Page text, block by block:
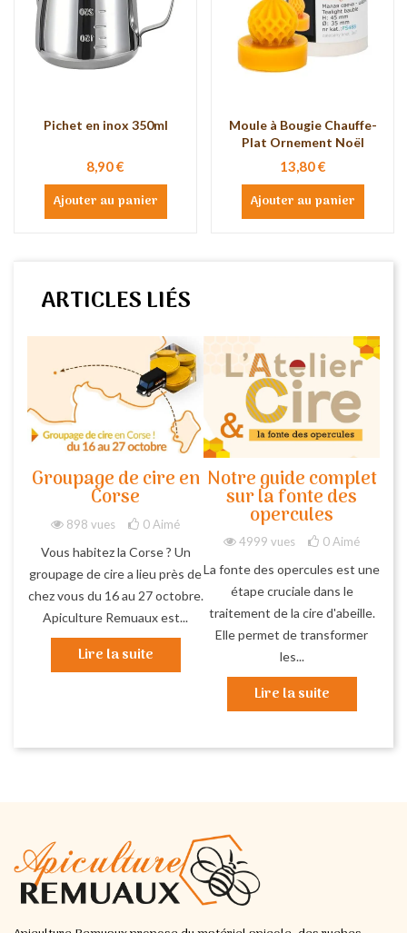
Pichet en inox 350ml
8,90 €
Ajouter au panier
Moule à Bougie Chauffe-
Plat Ornement Noël
13,80 €
Ajouter au panier
ARTICLES LIÉS
Groupage de cire en
Corse
898 vues 0Aimé
Vous habitez la Corse ? Un
groupage de cire a lieu près de
chez vous du 16 au 27 octobre.
Apiculture Remuaux est...
Lire la suite
Notre guide complet
sur la fonte des
opercules
4999 vues 0Aimé
La fonte des opercules est une
étape cruciale dans le
traitement de la cire d'abeille.
Elle permet de transformer
les...
Lire la suite